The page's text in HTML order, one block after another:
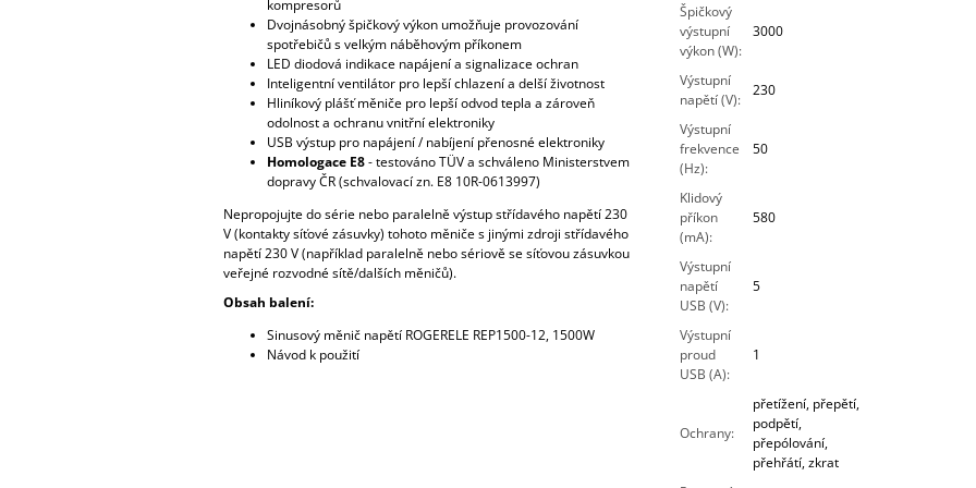
kompresorů
Dvojnásobný špičkový výkon umožňuje provozování
spotřebičů s velkým náběhovým příkonem
LED diodová indikace napájení a signalizace ochran
Inteligentní ventilátor pro lepší chlazení a delší životnost
Hliníkový plášť měniče pro lepší odvod tepla a zároveň
odolnost a ochranu vnitřní elektroniky
USB výstup pro napájení / nabíjení přenosné elektroniky
Homologace E8- testováno TÜV a schváleno Ministerstvem
dopravy ČR (schvalovací zn. E8 10R-0613997)
Nepropojujte do série nebo paralelně výstup střídavého napětí 230
V (kontakty síťové zásuvky) tohoto měniče s jinými zdroji střídavého
napětí 230 V (například paralelně nebo sériově se síťovou zásuvkou
veřejné rozvodné sítě/dalších měničů).
Obsah balení:
Sinusový měnič napětí ROGERELE REP1500-12, 1500W
Návod k použití
Špičkový
výstupní
výkon (W):
3000
Výstupní
napětí (V):
230
Výstupní
frekvence
(Hz):
50
Klidový
příkon
(mA):
580
Výstupní
napětí
USB (V):
5
Výstupní
proud
USB (A):
1
Ochrany:
přetížení, přepětí,
podpětí,
přepólování,
přehřátí, zkrat